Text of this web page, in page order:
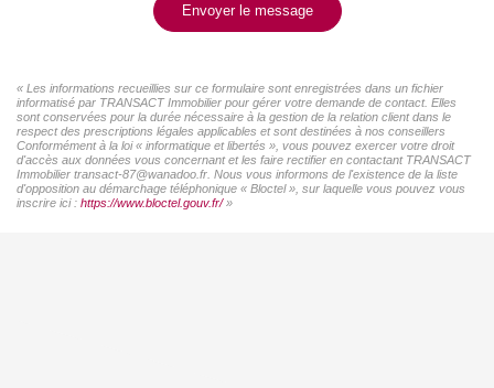
Envoyer le message
« Les informations recueillies sur ce formulaire sont enregistrées dans un fichier
informatisé par TRANSACT Immobilier pour gérer votre demande de contact. Elles
sont conservées pour la durée nécessaire à la gestion de la relation client dans le
respect des prescriptions légales applicables et sont destinées à nos conseillers
Conformément à la loi « informatique et libertés », vous pouvez exercer votre droit
d'accès aux données vous concernant et les faire rectifier en contactant TRANSACT
Immobilier transact-87@wanadoo.fr. Nous vous informons de l'existence de la liste
d'opposition au démarchage téléphonique « Bloctel », sur laquelle vous pouvez vous
inscrire ici : https://www.bloctel.gouv.fr/»